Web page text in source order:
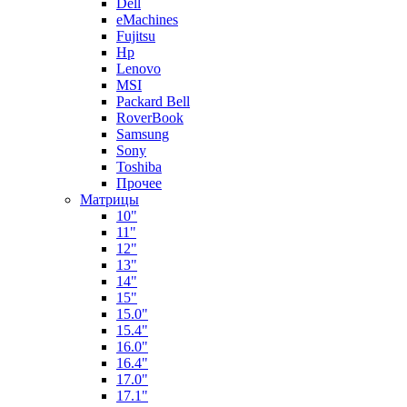
eMachines
Fujitsu
Hp
Lenovo
MSI
Packard Bell
RoverBook
Samsung
Sony
Toshiba
Прочее
Матрицы
10"
11"
12"
13"
14"
15"
15.0"
15.4"
16.0"
16.4"
17.0"
17.1"